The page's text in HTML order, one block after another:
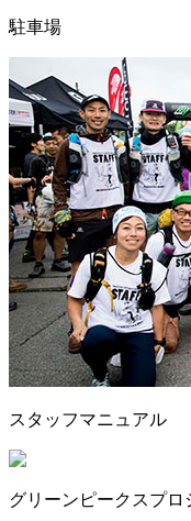
駐車場
スタッフマニュアル
グリーンピークスプロ